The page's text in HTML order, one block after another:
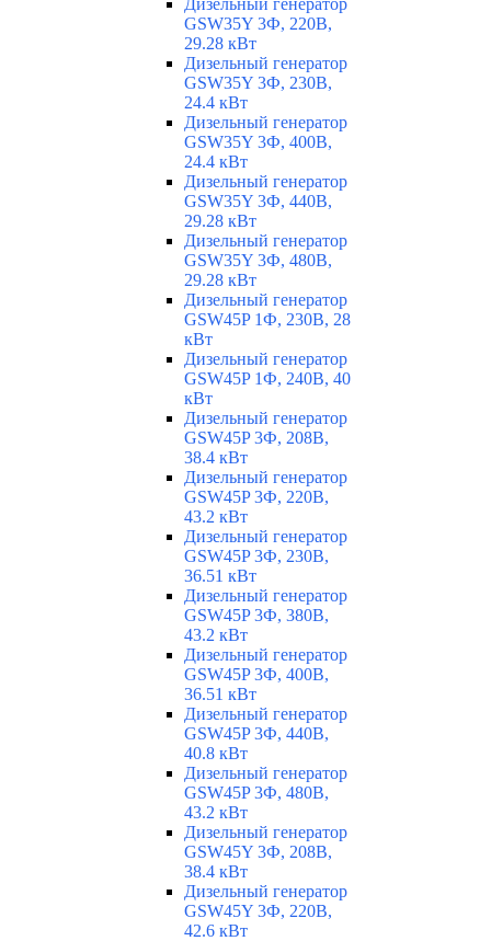
Дизельный генератор
GSW35Y 3Ф, 220В,
29.28 кВт
Дизельный генератор
GSW35Y 3Ф, 230В,
24.4 кВт
Дизельный генератор
GSW35Y 3Ф, 400В,
24.4 кВт
Дизельный генератор
GSW35Y 3Ф, 440В,
29.28 кВт
Дизельный генератор
GSW35Y 3Ф, 480В,
29.28 кВт
Дизельный генератор
GSW45P 1Ф, 230В, 28
кВт
Дизельный генератор
GSW45P 1Ф, 240В, 40
кВт
Дизельный генератор
GSW45P 3Ф, 208В,
38.4 кВт
Дизельный генератор
GSW45P 3Ф, 220В,
43.2 кВт
Дизельный генератор
GSW45P 3Ф, 230В,
36.51 кВт
Дизельный генератор
GSW45P 3Ф, 380В,
43.2 кВт
Дизельный генератор
GSW45P 3Ф, 400В,
36.51 кВт
Дизельный генератор
GSW45P 3Ф, 440В,
40.8 кВт
Дизельный генератор
GSW45P 3Ф, 480В,
43.2 кВт
Дизельный генератор
GSW45Y 3Ф, 208В,
38.4 кВт
Дизельный генератор
GSW45Y 3Ф, 220В,
42.6 кВт